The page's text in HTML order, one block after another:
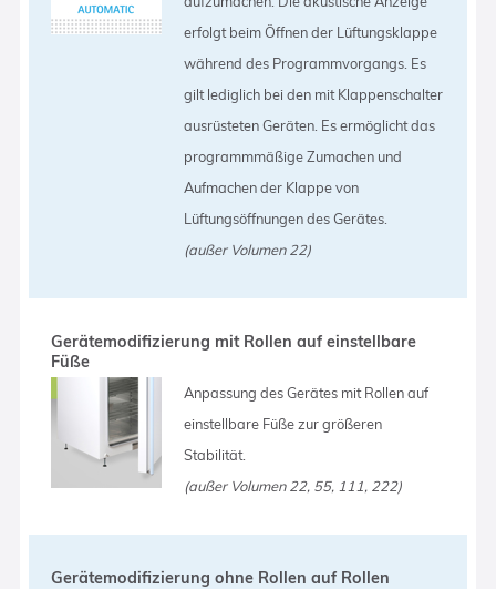
erfolgt beim Öffnen der Lüftungsklappe
während des Programmvorgangs. Es
gilt lediglich bei den mit Klappenschalter
ausrüsteten Geräten. Es ermöglicht das
programmmäßige Zumachen und
Aufmachen der Klappe von
Lüftungsöffnungen des Gerätes.
(außer Volumen 22)
Gerätemodifizierung mit Rollen auf einstellbare
Füße
Anpassung des Gerätes mit Rollen auf
einstellbare Füße zur größeren
Stabilität.
(außer Volumen 22, 55, 111, 222)
Gerätemodifizierung ohne Rollen auf Rollen